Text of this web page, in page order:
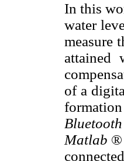
In this
water
measure
attained
of a
Bluetooth
Matlab ®